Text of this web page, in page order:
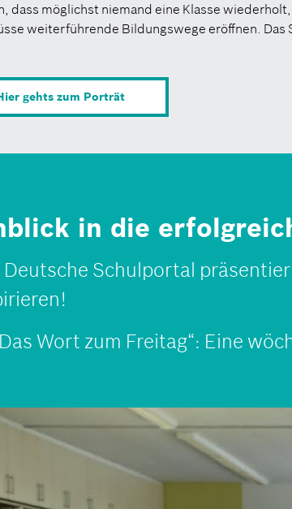
dass möglichst niemand eine Klasse
weiterführende Bildungswege eröffnen. Das
gehts zum Porträt
in die
Deutsche Schulportal
Wort zum Freitag“: Eine